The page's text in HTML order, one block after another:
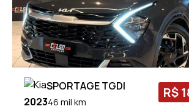
R$
SPORTAGE TGDI
202346 mil km